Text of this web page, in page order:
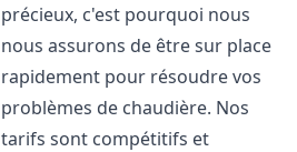
précieux, c'est pourquoi nous
nous assurons de être sur place
rapidement pour résoudre vos
problèmes de chaudière. Nos
tarifs sont compétitifs et